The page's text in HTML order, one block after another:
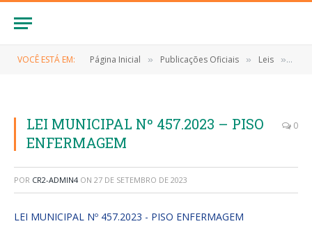
VOCÊ ESTÁ EM: Página Inicial » Publicações Oficiais » Leis »
LEI MUNICIPAL Nº 457.2023 – PISO
ENFERMAGEM
0
POR CR2-ADMIN4 ON 27 DE SETEMBRO DE 2023
LEI MUNICIPAL Nº 457.2023 - PISO ENFERMAGEM